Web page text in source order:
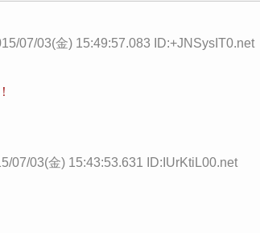
07/03(金) 15:49:57.083 ID:+JNSysIT0.net
07/03(金) 15:43:53.631 ID:IUrKtiL00.net